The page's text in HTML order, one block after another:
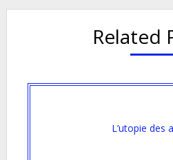
Related
L’utopie des